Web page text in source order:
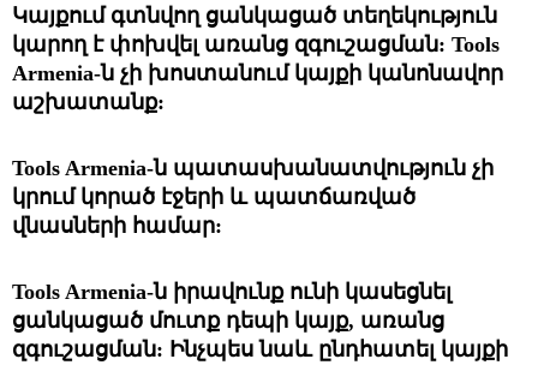
Կայքում գտնվող ցանկացած տեղեկություն
կարող է փոխվել առանց զգուշացման: Tools
Armenia-ն չի խոստանում կայքի կանոնավոր
աշխատանք:
Tools Armenia-ն պատասխանատվություն չի
կրում կորած էջերի և պատճառված
վնասների համար:
Tools Armenia-ն իրավունք ունի կասեցնել
ցանկացած մուտք դեպի կայք, առանց
զգուշացման: Ինչպես նաև ընդհատել կայքի